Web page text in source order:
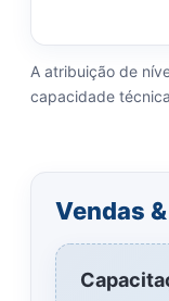
A atribuição de
capacidade
Vendas